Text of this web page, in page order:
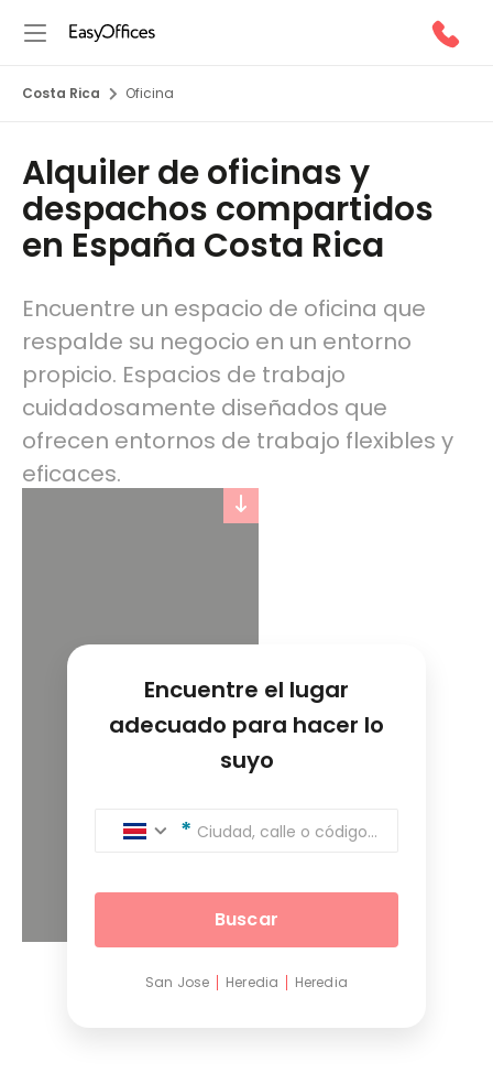
Costa Rica Oficina
Alquiler de oficinas y
despachos compartidos
en España Costa Rica
Encuentre un espacio de oficina que
respalde su negocio en un entorno
propicio. Espacios de trabajo
cuidadosamente diseñados que
ofrecen entornos de trabajo flexibles y
eficaces.
Encuentre el lugar
adecuado para hacer lo
suyo
Ciudad, calle o código postal
Buscar
San Jose Heredia Heredia